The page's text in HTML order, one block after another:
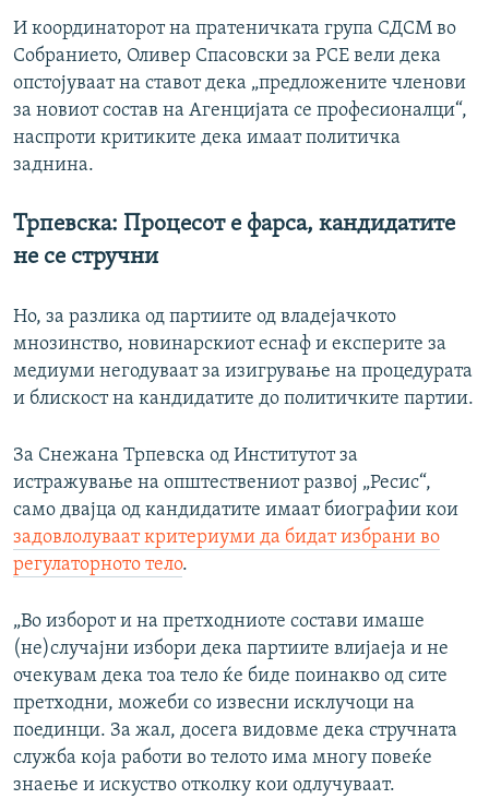
И координаторот на пратеничката група СДСМ во
Собранието, Оливер Спасовски за РСЕ вели дека
опстојуваат на ставот дека „предложените членови
за новиот состав на Агенцијата се професионалци“,
наспроти критиките дека имаат политичка
заднина.
Трпевска: Процесот е фарса, кандидатите
не се стручни
Но, за разлика од партиите од владејачкото
мнозинство, новинарскиот еснаф и експерите за
медиуми негодуваат за изигрување на процедурата
и блискост на кандидатите до политичките партии.
За Снежана Трпевска од Институтот за
истражување на општествениот развој „Ресис“,
само двајца од кандидатите имаат биографии кои
задовлолуваат критериуми да бидат избрани во
регулаторното тело.
„Во изборот и на претходниоте состави имаше
(не)случајни избори дека партиите влијаеја и не
очекувам дека тоа тело ќе биде поинакво од сите
претходни, можеби со извесни исклучоци на
поединци. За жал, досега видовме дека стручната
служба која работи во телото има многу повеќе
знаење и искуство отколку кои одлучуваат.